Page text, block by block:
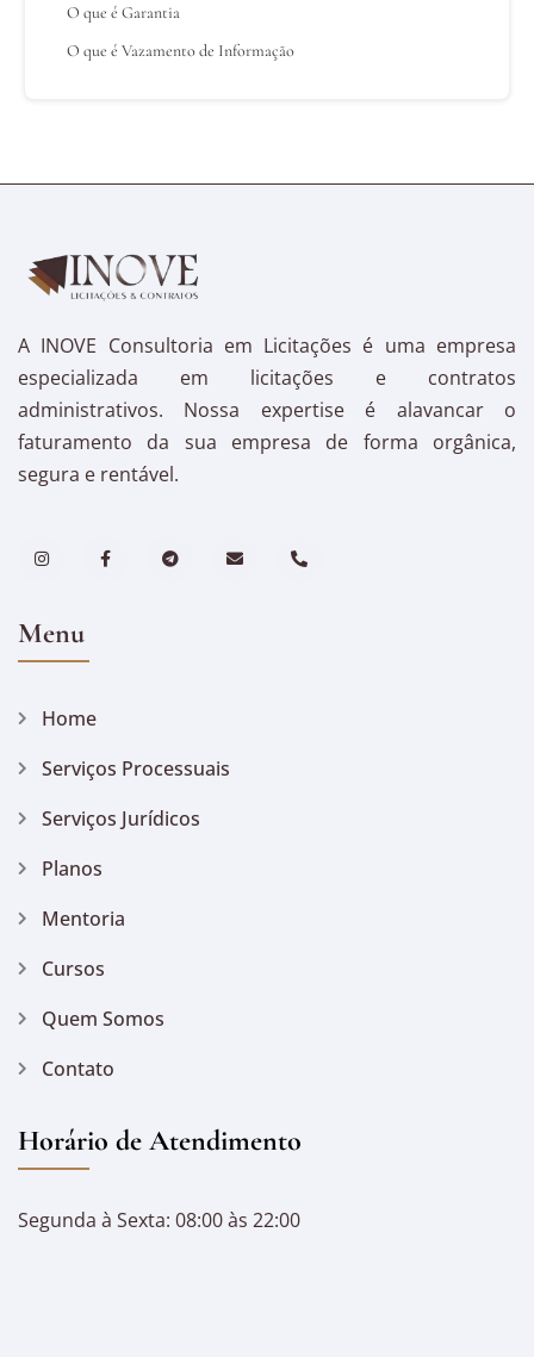
O que é Garantia
O que é Vazamento de Informação
A INOVE Consultoria em Licitações é uma empresa
especializada em licitações e contratos
administrativos. Nossa expertise é alavancar o
faturamento da sua empresa de forma orgânica,
segura e rentável.
Menu
Home
Serviços Processuais
Serviços Jurídicos
Planos
Mentoria
Cursos
Quem Somos
Contato
Horário de Atendimento
Segunda à Sexta: 08:00 às 22:00